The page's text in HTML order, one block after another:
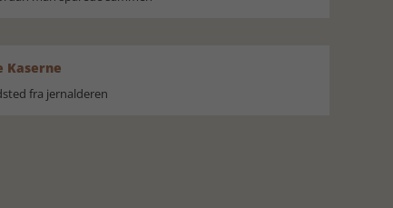
Kaserne
fra jernalderen